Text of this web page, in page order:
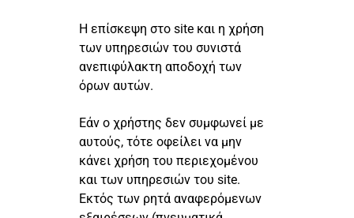
Η επίσκεψη στο site και η χρήση
των υπηρεσιών του συνιστά
ανεπιφύλακτη αποδοχή των
όρων αυτών.
Εάν ο χρήστης δεν συμφωνεί με
αυτούς, τότε οφείλει να μην
κάνει χρήση του περιεχομένου
και των υπηρεσιών του site.
Εκτός των ρητά αναφερόμενων